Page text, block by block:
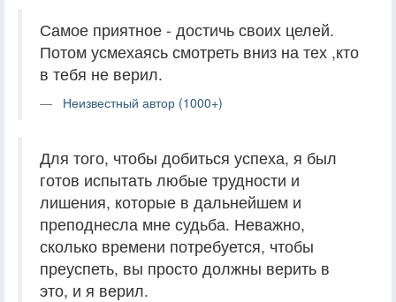
Самое приятное - достичь своих целей.
Потом усмехаясь смотреть вниз на тех ,кто
в тебя не верил.
Неизвестный автор (1000+)
Для того, чтобы добиться успеха, я был
готов испытать любые трудности и
лишения, которые в дальнейшем и
преподнесла мне судьба. Неважно,
сколько времени потребуется, чтобы
преуспеть, вы просто должны верить в
это, и я верил.